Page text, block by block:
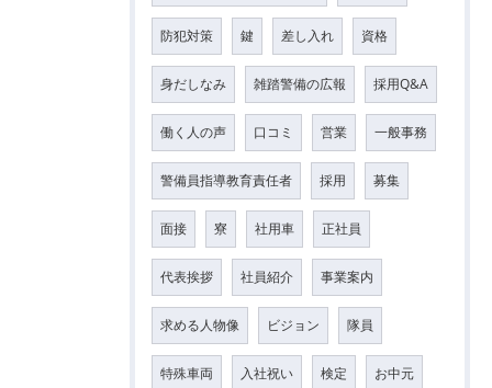
防犯対策 鍵 差し入れ 資格
身だしなみ 雑踏警備の広報 採用Q&A
働く人の声 口コミ 営業 一般事務
警備員指導教育責任者 採用 募集
面接 寮 社用車 正社員
代表挨拶 社員紹介 事業案内
求める人物像 ビジョン 隊員
特殊車両 入社祝い 検定 お中元